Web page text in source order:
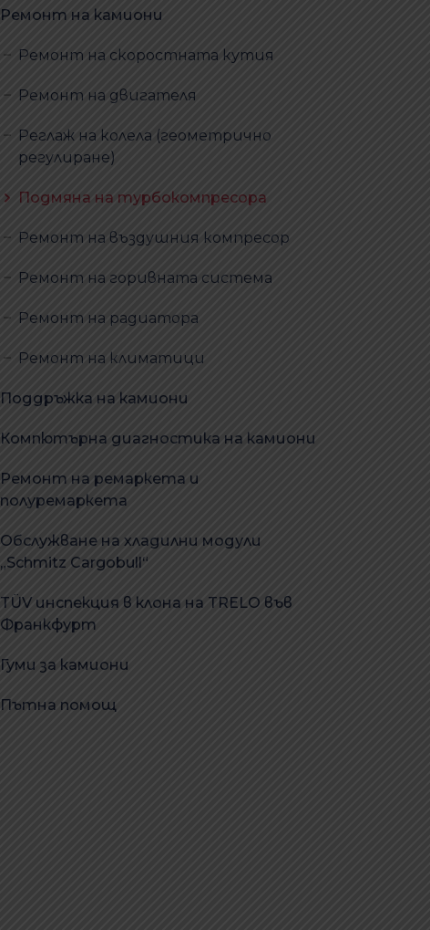
Ремонт на камиони
Ремонт на скоростната кутия
Ремонт на двигателя
Реглаж на колела (геометрично
регулиране)
Подмяна на турбокомпресора
Ремонт на въздушния компресор
Ремонт на горивната система
Ремонт на радиатора
Ремонт на климатици
Поддръжка на камиони
Компютърна диагностика на камиони
Ремонт на ремаркета и
полуремаркета
Обслужване на хладилни модули
„Schmitz Cargobull“
TÜV инспекция в клона на TRELO във
Франкфурт
Гуми за камиони
Пътна помощ